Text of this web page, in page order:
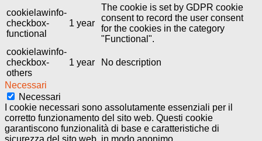
cookielawinfo-
checkbox-
functional
1 year
The cookie is set by GDPR cookie
consent to record the user consent
for the cookies in the category
"Functional".
cookielawinfo-
checkbox-
others
1 year No description
Necessari
Necessari
I cookie necessari sono assolutamente essenziali per il
corretto funzionamento del sito web. Questi cookie
garantiscono funzionalità di base e caratteristiche di
sicurezza del sito web, in modo anonimo.